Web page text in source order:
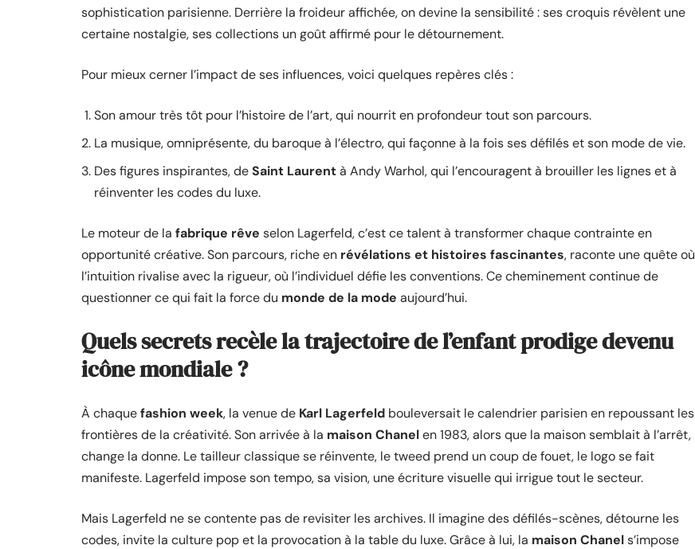
sophistication parisienne. Derrière la froideur affichée, on devine la sensibilité : ses croquis révèlent une
certaine nostalgie, ses collections un goût affirmé pour le détournement.
Pour mieux cerner l’impact de ses influences, voici quelques repères clés :
Son amour très tôt pour l’histoire de l’art, qui nourrit en profondeur tout son parcours.
La musique, omniprésente, du baroque à l’électro, qui façonne à la fois ses défilés et son mode de vie.
Des figures inspirantes, deSaint Laurentà Andy Warhol, qui l’encouragent à brouiller les lignes et à
réinventer les codes du luxe.
Le moteur de la fabrique rêve selon Lagerfeld, c’est ce talent à transformer chaque contrainte en
opportunité créative. Son parcours, riche en révélations et histoires fascinantes, raconte une quête où
l’intuition rivalise avec la rigueur, où l’individuel défie les conventions. Ce cheminement continue de
questionner ce qui fait la force du monde de la mode aujourd’hui.
Quels secrets recèle la trajectoire de l’enfant prodige devenu
icône mondiale ?
À chaquefashion week, la venue de Karl Lagerfeld bouleversait le calendrier parisien en repoussant les
frontières de la créativité. Son arrivée à la maison Chanelen 1983, alors que la maison semblait à l’arrêt,
change la donne. Le tailleur classique se réinvente, le tweed prend un coup de fouet, le logo se fait
manifeste. Lagerfeld impose son tempo, sa vision, une écriture visuelle qui irrigue tout le secteur.
Mais Lagerfeld ne se contente pas de revisiter les archives. Il imagine des défilés-scènes, détourne les
codes, invite la culture pop et la provocation à la table du luxe. Grâce à lui, la maison Chanels’impose